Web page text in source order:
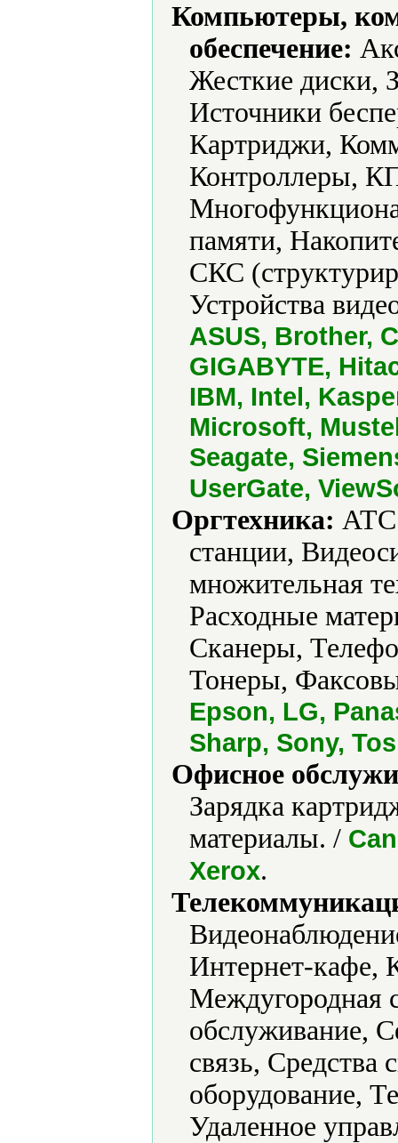
Компьютеры,
обеспечение:
Жесткие диски,
Источники
Картриджи,
Контроллеры,
памяти,
СКС
Устройства
ASUS, Brother,
GIGABYTE,
IBM, Intel,
Microsoft,
Seagate,
UserGate,
Оргтехника: АТС
станции,
множительная
Расходные
Сканеры,
Тонеры,
Epson, LG,
Sharp, Sony,
Офисное
Зарядка
материалы. /
Xerox.
Интернет-кафе,
Междугородная
обслуживание,
связь, Средства
оборудование,
Удаленное